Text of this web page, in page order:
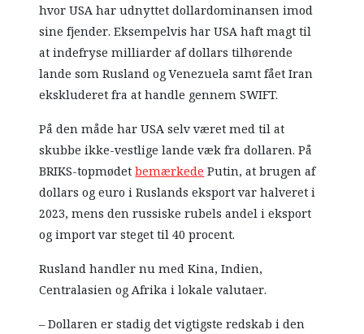
hvor USA har udnyttet dollardominansen imod
sine fjender. Eksempelvis har USA haft magt til
at indefryse milliarder af dollars tilhørende
lande som Rusland og Venezuela samt fået Iran
ekskluderet fra at handle gennem SWIFT.
På den måde har USA selv været med til at
skubbe ikke-vestlige lande væk fra dollaren. På
BRIKS-topmødetbemærkede Putin, at brugen af
dollars og euro i Ruslands eksport var halveret i
2023, mens den russiske rubels andel i eksport
og import var steget til 40 procent.
Rusland handler nu med Kina, Indien,
Centralasien og Afrika i lokale valutaer.
– Dollaren er stadig det vigtigste redskab i den